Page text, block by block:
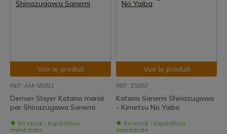
Voir le produit
REF: AM-S5091
Demon Slayer Katana manié
par Shinazugawa Sanemi
En stock - Expédition
immédiate
Voir le produit
REF: ZS657
Katana Sanemi Shinazugawa
- Kimetsu No Yaiba
En stock - Expédition
immédiate